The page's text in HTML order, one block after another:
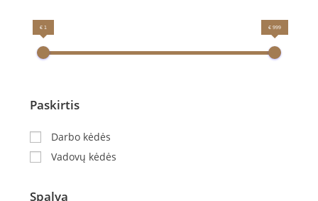
€ 1 € 999
Paskirtis
Darbo kėdės
Vadovų kėdės
Spalva